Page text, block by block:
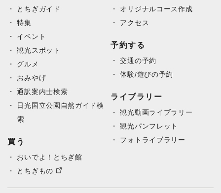
とちぎガイド
特集
イベント
観光スポット
グルメ
おみやげ
通訳案内士検索
日光国立公園自然ガイド検
索
買う
おいでよ！とちぎ館
とちぎもの
オリジナルコース作成
アクセス
予約する
交通の予約
体験/遊びの予約
ライブラリー
観光動画ライブラリー
観光パンフレット
フォトライブラリー